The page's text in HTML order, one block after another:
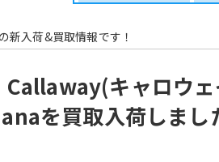
新入荷&買取情報です！
Callaway(キャロウ
を買取入荷しまし